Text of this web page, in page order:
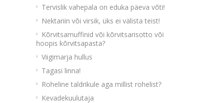
Tervislik vahepala on eduka päeva võti!
Nektariin või virsik, üks ei välista teist!
Kõrvitsamuffinid või kõrvitsarisotto või
hoopis kõrvitsapasta?
Viigimarja hullus
Tagasi linna!
Roheline taldrikule aga millist rohelist?
Kevadekuulutaja